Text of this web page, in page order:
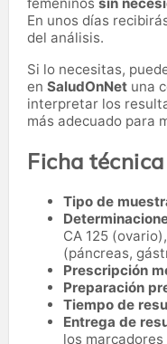
femeninos sin
En unos días
del análisis.
Si lo necesitas,
en SaludOnNet una
interpretar los
más adecuado para
Ficha
Tipo de
CA 125
(páncreas,
Prescripción
Preparación
Tiempo de
Entrega de
los